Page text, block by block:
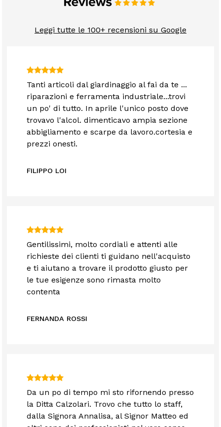
Leggi tutte le 100+ recensioni su Google
Tanti articoli dal giardinaggio al fai da te ...
riparazioni e ferramenta industriale...trovi
un po' di tutto. In aprile l'unico posto dove
trovavo l'alcol. dimenticavo ampia sezione
abbigliamento e scarpe da lavoro.cortesia e
prezzi onesti.
FILIPPO LOI
Gentilissimi, molto cordiali e attenti alle
richieste dei clienti ti guidano nell'acquisto
e ti aiutano a trovare il prodotto giusto per
le tue esigenze sono rimasta molto
contenta
FERNANDA ROSSI
Da un po di tempo mi sto rifornendo presso
la Ditta Calzolari. Trovo che tutto lo staff,
dalla Signora Annalisa, al Signor Matteo ed